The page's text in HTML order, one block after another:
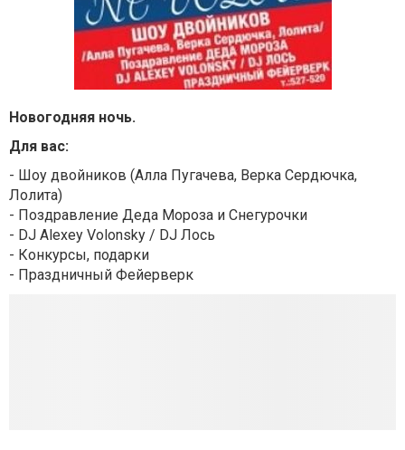
Новогодняя ночь.
Для вас:
- Шоу двойников (Алла Пугачева, Верка Сердючка,
Лолита)
- Поздравление Деда Мороза и Снегурочки
- DJ Alexey Volonsky / DJ Лось
- Конкурсы, подарки
- Праздничный Фейерверк